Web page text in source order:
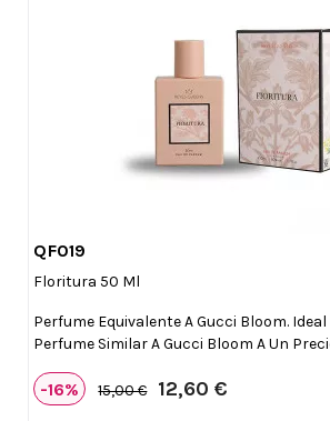
QF019
Floritura 50 Ml
Perfume Equivalente A Gucci Bloom.
Perfume Similar A Gucci Bloom A Un
-16% 15,00 € 12,60 €